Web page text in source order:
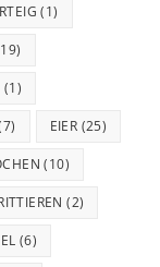
(1)
(1)
EIER (25)
(10)
(2)
(6)